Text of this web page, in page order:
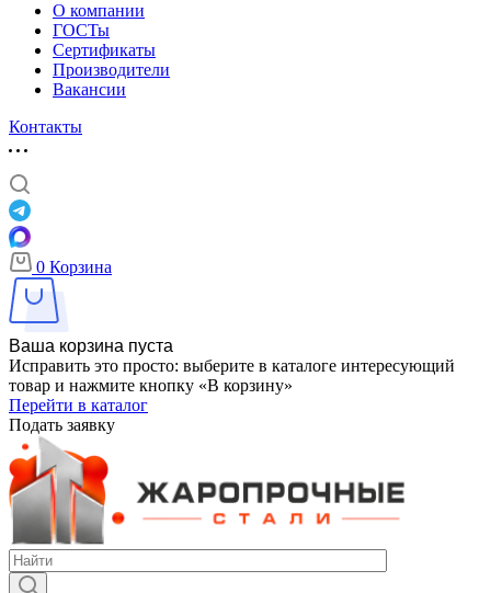
О компании
ГОСТы
Сертификаты
Производители
Вакансии
Контакты
0 Корзина
Ваша корзина пуста
Исправить это просто: выберите в каталоге интересующий
товар и нажмите кнопку «В корзину»
Перейти в каталог
Подать заявку